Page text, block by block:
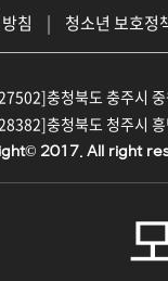
침 |
청소년 보호정
충청북도 충주시
충청북도 청주시
2017. All right